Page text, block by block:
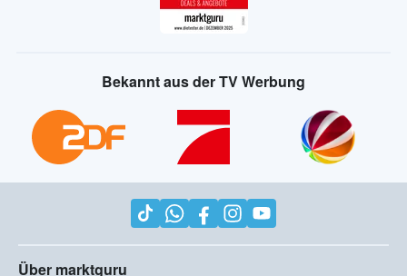
Bekannt aus der TV Werbung
Über marktguru